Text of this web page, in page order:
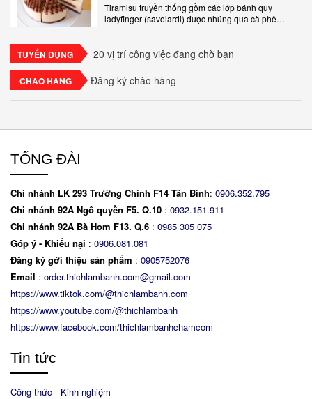
Tiramisu truyền thống gồm các lớp bánh quy
ladyfinger (savoiardi) được nhúng qua cà phê
TUYỂN DỤNG 20 vị trí công việc đang chờ bạn
CHÀO HÀNG Đăng ký chào hàng
TỔNG ĐÀI
Chi nhánh LK 293 Trường Chinh F14 Tân Bình: 0906.352.795
Chi nhánh 92A Ngô quyền F5. Q.10 : 0932.151.911
Chi nhánh 92A Bà Hom F13. Q.6 : 0985 305 075
Góp ý - Khiếu nại : 0906.081.081
Đăng ký gới thiệu sản phẩm : 0905752076
Email : order.thichlambanh.com@gmail.com
https://www.tiktok.com/@thichlambanh.com
https://www.youtube.com/@thichlambanh
https://www.facebook.com/thichlambanhchamcom
Tin tức
Công thức - Kinh nghiệm